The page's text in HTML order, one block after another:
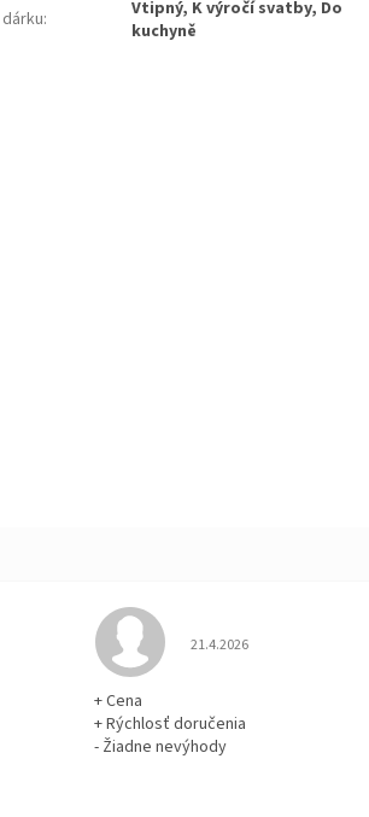
:
Vtipný, K výročí svatby, Do
kuchyně
5 z 5 hviezdičiek. Hodnotenie obchodu je 5
21.4.2026
+ Cena
+ Rýchlosť doručenia
- Žiadne nevýhody